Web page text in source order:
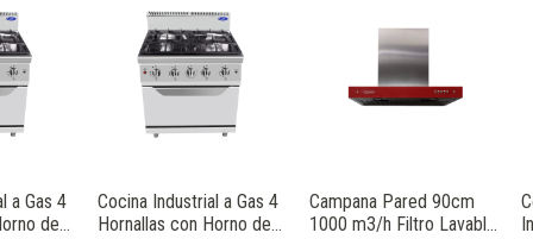
a Gas 4
de
Cocina Industrial a Gas 4
Hornallas con Horno de
Campana Pared 90cm
1000 m3/h Filtro Lavable